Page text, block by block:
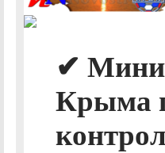
✔
Крыма